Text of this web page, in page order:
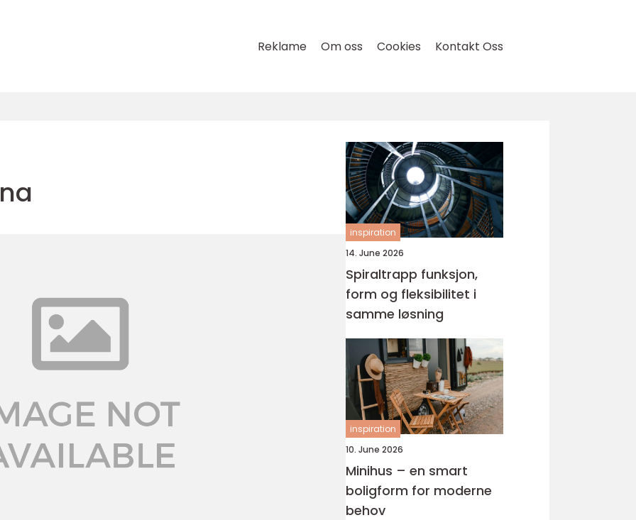
Reklame Om oss Cookies Kontakt Oss
inspiration
14. June 2026
Spiraltrapp funksjon,
form og fleksibilitet i
samme løsning
inspiration
10. June 2026
Minihus – en smart
boligform for moderne
behov